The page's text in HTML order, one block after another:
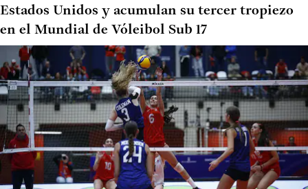
Estados Unidos y acumulan su tercer tropiezo
en el Mundial de Vóleibol Sub 17